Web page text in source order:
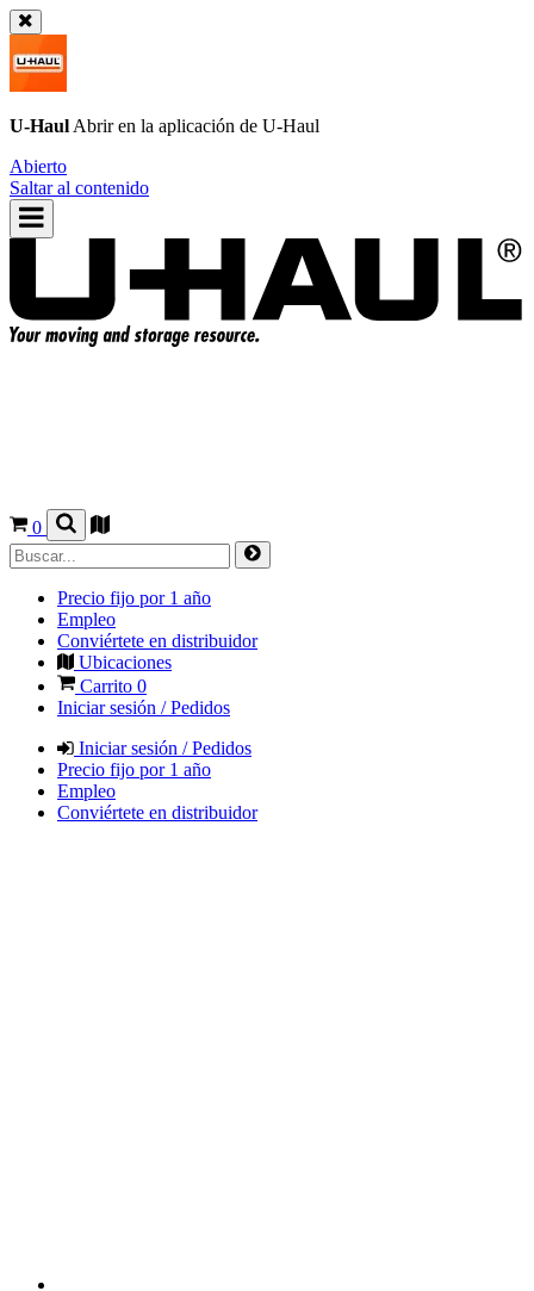
U-Haul Abrir en la aplicación de U-Haul
Abierto
Saltar al contenido
0
Precio fijo por 1 año
Empleo
Conviértete en distribuidor
Ubicaciones
Carrito 0
Iniciar sesión / Pedidos
Iniciar sesión / Pedidos
Precio fijo por 1 año
Empleo
Conviértete en distribuidor